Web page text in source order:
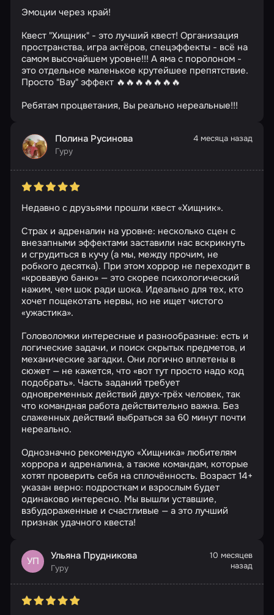
Эмоции через край!
Квест "Хищник" - это лучший квест! Организация
пространства, игра актёров, спецэффекты - всё на
самом высочайшем уровне!!! А яма с поролоном -
это отдельное маленькое крутейшее препятствие.
Просто "Вау" эффект 🔥🔥🔥🔥🔥🔥🔥
Ребятам процветания, Вы реально нереальные!!!
Полина Русинова
Гуру
4 месяца назад
Недавно с друзьями прошли квест «Хищник».
Страх и адреналин на уровне: несколько сцен с
внезапными эффектами заставили нас вскрикнуть
и сгрудиться в кучу (а мы, между прочим, не
робкого десятка). При этом хоррор не переходит в
«кровавую баню» — это скорее психологический
нажим, чем шок ради шока. Идеально для тех, кто
хочет пощекотать нервы, но не ищет чистого
«ужастика».
Головоломки интересные и разнообразные: есть и
логические задачи, и поиск скрытых предметов, и
механические загадки. Они логично вплетены в
сюжет — не кажется, что «вот тут просто надо код
подобрать». Часть заданий требует
одновременных действий двух‑трёх человек, так
что командная работа действительно важна. Без
слаженных действий выбраться за 60 минут почти
нереально.
Однозначно рекомендую «Хищника» любителям
хоррора и адреналина, а также командам, которые
хотят проверить себя на сплочённость. Возраст 14+
указан верно: подросткам и взрослым будет
одинаково интересно. Мы вышли уставшие,
взбудораженные и счастливые — а это лучший
признак удачного квеста!
УП Ульяна Прудникова
Гуру
10 месяцев
назад